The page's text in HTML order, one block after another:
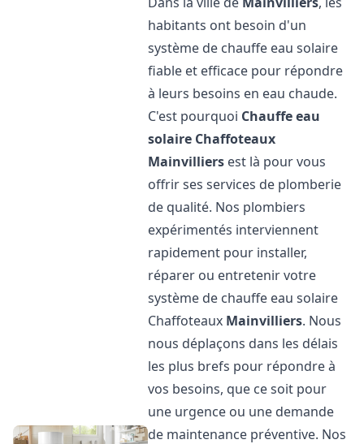
habitants ont besoin d'un
système de chauffe eau solaire
fiable et efficace pour répondre
à leurs besoins en eau chaude.
C'est pourquoi Chauffe eau
solaire Chaffoteaux
Mainvilliers est là pour vous
offrir ses services de plomberie
de qualité. Nos plombiers
expérimentés interviennent
rapidement pour installer,
réparer ou entretenir votre
système de chauffe eau solaire
Chaffoteaux Mainvilliers. Nous
nous déplaçons dans les délais
les plus brefs pour répondre à
vos besoins, que ce soit pour
une urgence ou une demande
de maintenance préventive. Nos